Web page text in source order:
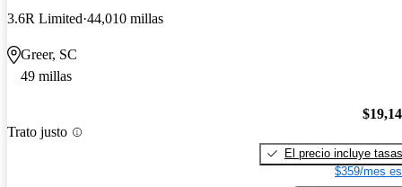
3.6R Limited 44,010 millas
Greer, SC
49 millas
Trato justo
El precio incluye tasas
$359/mes